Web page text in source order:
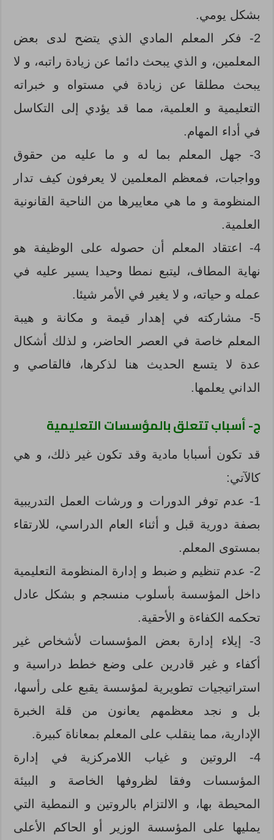
بشكل يومي.
2- فكر المعلم المادي الذي يتضح لدى بعض
المعلمين، و الذي يبحث دائما عن زيادة راتبه، و لا
يبحث مطلقا عن زيادة في مستواه و خبراته
التعليمية و العلمية، مما قد يؤدي إلى التكاسل
في أداء المهام.
3- جهل المعلم بما له و ما عليه من حقوق
وواجبات، فمعظم المعلمين لا يعرفون كيف تدار
المنظومة و ما هي معاييرها من الناحية القانونية
العلمية.
4- اعتقاد المعلم أن حصوله على الوظيفة هو
نهاية المطاف، ليتبع نمطا وحيدا يسير عليه في
عمله و حياته، و لا يغير في الأمر شيئا.
5- مشاركته في إهدار قيمة و مكانة و هيبة
المعلم خاصة في العصر الحاضر، و لذلك أشكال
عدة لا يتسع الحديث هنا لذكرها، فالقاصي و
الداني يعلمها.
ج- أسباب تتعلق بالمؤسسات التعليمية
قد تكون أسبابا مادية وقد تكون غير ذلك، و هي
كالآتي:
1- عدم توفر الدورات و ورشات العمل التدريبية
بصفة دورية قبل و أثناء العام الدراسي، للارتقاء
بمستوى المعلم.
2- عدم تنظيم و ضبط و إدارة المنظومة التعليمية
داخل المؤسسة بأسلوب منسجم و بشكل عادل
تحكمه الكفاءة و الأحقية.
3- إيلاء إدارة بعض المؤسسات لأشخاص غير
أكفاء و غير قادرين على وضع خطط دراسية و
استراتيجيات تطويرية لمؤسسة يقبع على رأسها،
بل و نجد معظمهم يعانون من قلة الخبرة
الإدارية، مما ينقلب على المعلم بمعاناة كبيرة.
4- الروتين و غياب اللامركزية في إدارة
المؤسسات وفقا لظروفها الخاصة و البيئة
المحيطة بها، و الالتزام بالروتين و النمطية التي
يمليها على المؤسسة الوزير أو الحاكم الأعلى